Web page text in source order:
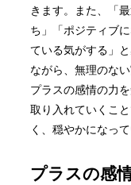
きます。また、「
ち」「ポジティブ
ている気がする」
ながら、無理のな
プラスの感情の力
取り入れていくこ
く、穏やかになっ
プラスの感